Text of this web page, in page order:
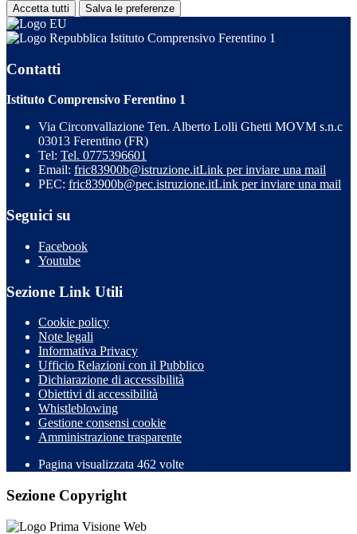
Accetta tutti Salva le preferenze
Istituto Comprensivo Ferentino 1
Contatti
Istituto Comprensivo Ferentino 1
Via Circonvallazione Ten. Alberto Lolli Ghetti MOVM s.n.c
03013 Ferentino (FR)
Tel: Tel. 0775396601
Email: fric83900b@istruzione.itLink per inviare una mail
PEC: fric83900b@pec.istruzione.itLink per inviare una mail
Seguici su
Facebook
Youtube
Sezione Link Utili
Cookie policy
Note legali
Informativa Privacy
Ufficio Relazioni con il Pubblico
Dichiarazione di accessibilità
Obiettivi di accessibilità
Whistleblowing
Gestione consensi cookie
Amministrazione trasparente
Pagina visualizzata 462 volte
Sezione Copyright